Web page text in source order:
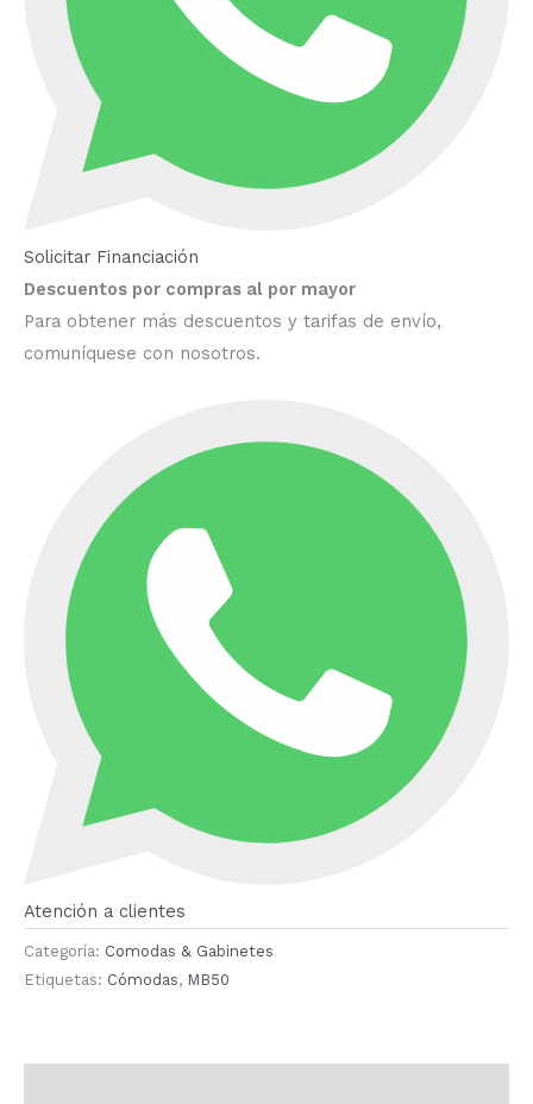
Solicitar Financiación
Descuentos por compras al por mayor
Para obtener más descuentos y tarifas de envío,
comuníquese con nosotros.
Atención a clientes
Categoría: Comodas & Gabinetes
Etiquetas: Cómodas, MB50